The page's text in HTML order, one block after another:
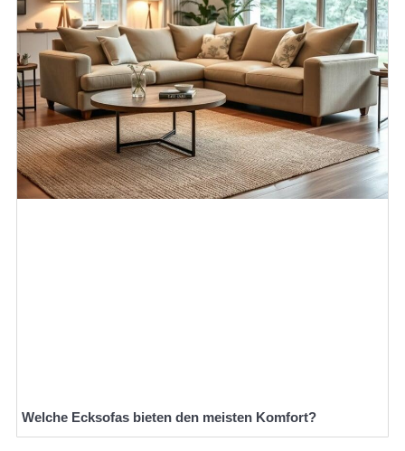
Welche Ecksofas bieten den meisten Komfort?